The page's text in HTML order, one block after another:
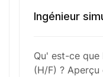
Ingénieur
Qu' est-ce
(H/F) ?